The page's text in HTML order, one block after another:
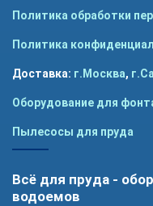
Политика обработки
Политика
Доставка: г.Москва,
Оборудование для
Пылесосы для пруда
Всё для пруда -
водоемов